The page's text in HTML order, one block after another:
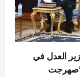
العدل في